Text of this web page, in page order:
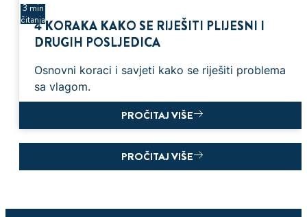
3 min
čitanja4 KORAKA KAKO SE RIJEŠITI PLIJESNI I
DRUGIH POSLJEDICA
Osnovni koraci i savjeti kako se riješiti problema
sa vlagom.
PROČITAJ VIŠE
PROČITAJ VIŠE